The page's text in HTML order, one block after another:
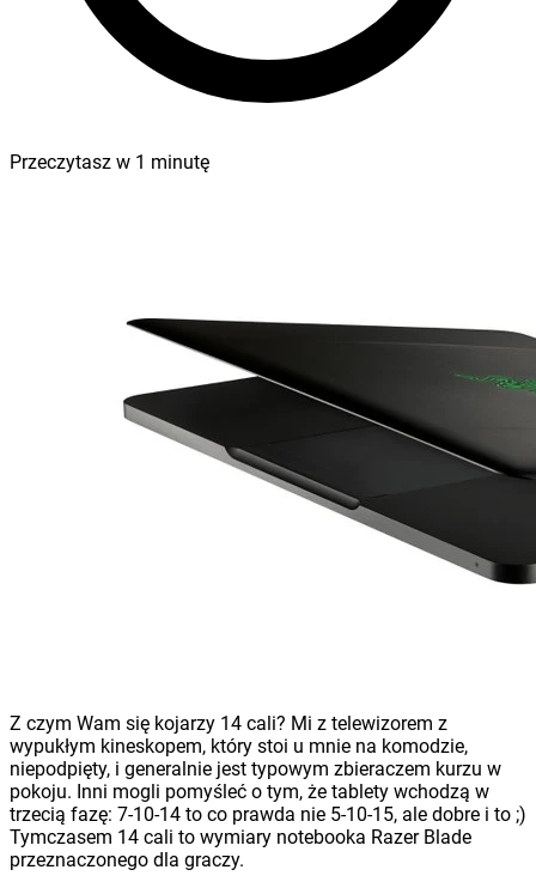
Przeczytasz w 1 minutę
Z czym Wam się kojarzy 14 cali? Mi z telewizorem z
wypukłym kineskopem, który stoi u mnie na komodzie,
niepodpięty, i generalnie jest typowym zbieraczem kurzu w
pokoju. Inni mogli pomyśleć o tym, że tablety wchodzą w
trzecią fazę: 7-10-14 to co prawda nie 5-10-15, ale dobre i to ;)
Tymczasem 14 cali to wymiary notebooka Razer Blade
przeznaczonego dla graczy.